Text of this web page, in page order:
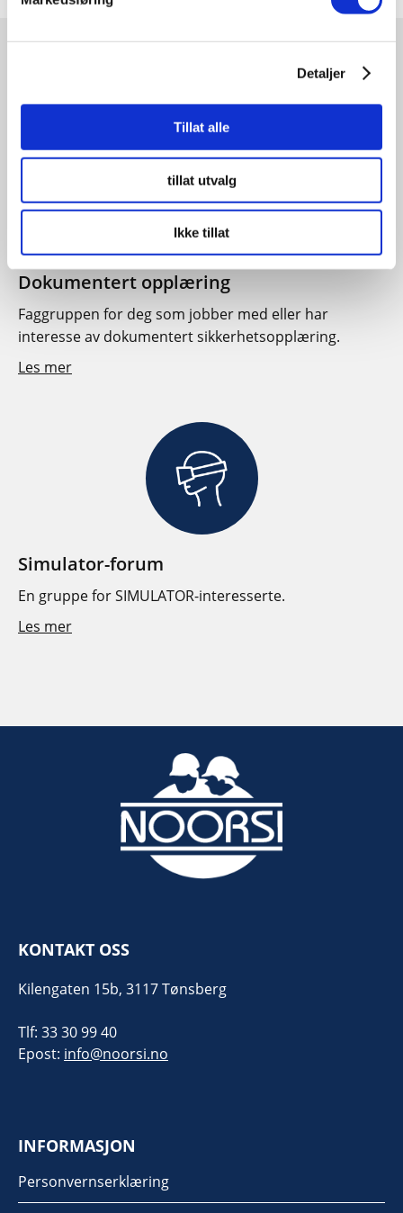
Detaljer
Tillat alle
tillat utvalg
Ikke tillat
Dokumentert opplæring
Faggruppen for deg som jobber med eller har
interesse av dokumentert sikkerhetsopplæring.
Les mer
Simulator-forum
En gruppe for SIMULATOR-interesserte.
Les mer
KONTAKT OSS
Kilengaten 15b, 3117 Tønsberg
Tlf: 33 30 99 40
Epost: info@noorsi.no
INFORMASJON
Personvernserklæring